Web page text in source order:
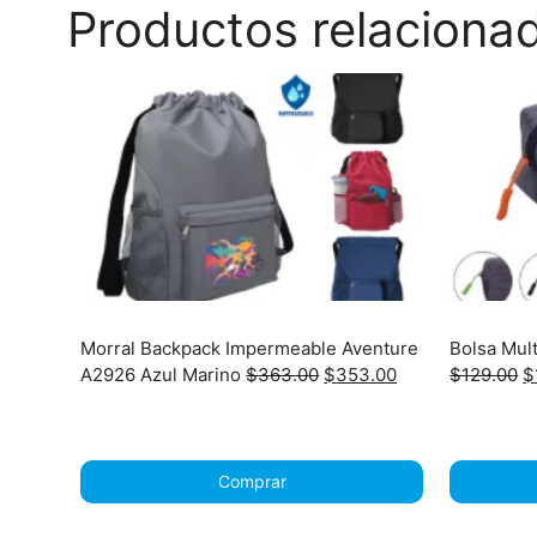
Productos
Morral Backpack Impermeable Aventure
A2926 Azul Marino$363.00 Original
$353.00Current
Comprar
Bolsa
$129.00 $